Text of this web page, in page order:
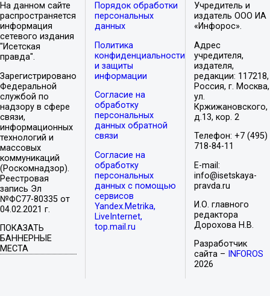
На данном сайте
распространяется
информация
сетевого издания
"Исетская
правда".
Зарегистрировано
Федеральной
службой по
надзору в сфере
связи,
информационных
технологий и
массовых
коммуникаций
(Роскомнадзор).
Реестровая
запись Эл
№ФС77-80335 от
04.02.2021 г.
ПОКАЗАТЬ
БАННЕРНЫЕ
МЕСТА
Порядок обработки
персональных
данных
Политика
конфиденциальности
и защиты
информации
Согласие на
обработку
персональных
данных обратной
связи
Согласие на
обработку
персональных
данных с помощью
сервисов
Yandex.Metrika,
LiveInternet,
top.mail.ru
Учредитель и
издатель ООО ИА
«Инфорос».
Адрес
учредителя,
издателя,
редакции: 117218,
Россия, г. Москва,
ул.
Кржижановского,
д.13, кор. 2
Телефон: +7 (495)
718-84-11
E-mail:
info@isetskaya-
pravda.ru
И.О. главного
редактора
Дорохова Н.В.
Разработчик
сайта –
INFOROS
2026